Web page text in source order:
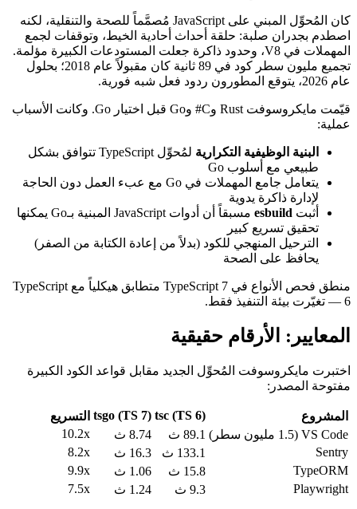
كان المُحوِّل المبني على JavaScript مُصمَّماً للصحة والتنقلية، لكنه
اصطدم بجدران صلبة: حلقة أحداث أحادية الخيط، وتوقفات لجمع
المهملات في V8، وحدود ذاكرة جعلت المستودعات الكبيرة مؤلمة.
تجميع مليون سطر كود في 89 ثانية كان مقبولاً عام 2018؛ بحلول
عام 2026، يتوقع المطورون ردود فعل شبه فورية.
قيّمت مايكروسوفت Rust وC# وGo قبل اختيار Go. وكانت الأسباب
عملية:
البنية الوظيفية التكرارية
لمُحوِّل TypeScript تتوافق بشكل
طبيعي مع أسلوب Go
يتعامل جامع المهملات في Go مع عبء العمل دون الحاجة
لإدارة ذاكرة يدوية
أثبتesbuild
مسبقاً أن أدوات JavaScript المبنية بـGo يمكنها
تحقيق تسريع كبير
الترحيل المنهجي للكود (بدلاً من إعادة الكتابة من الصفر)
يحافظ على الصحة
منطق فحص الأنواع في TypeScript 7 متطابق هيكلياً مع TypeScript
المعايير: الأرقام حقيقية
اختبرت مايكروسوفت المُحوِّل الجديد مقابل قواعد الكود الكبيرة
مفتوحة المصدر:
المشروع tsc (TS 6)
tsgo (TS 7) التسريع
VS Code (1.5 مليون سطر)
89.1 ث 8.74 ث
10.2x
Sentry
133.1 ث 16.3 ث
8.2x
TypeORM
15.8 ث 1.06 ث
9.9x
Playwright
9.3 ث 1.24 ث 7.5x